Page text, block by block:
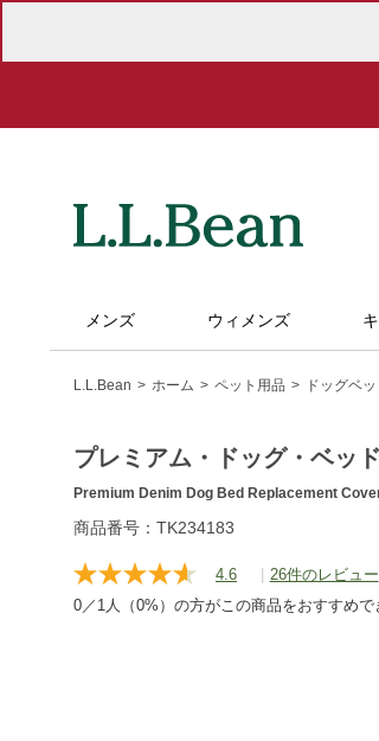
メンズ ウィメンズ
L.L.Bean ホーム ペット用品 ドッグベ
プレミアム・ドッグ・ベッ
Premium Denim Dog Bed Replacement
https://www.llbean.co.jp/homegoods/pet/
商品番号：TK234183
4.6
レ
ビ
| 26件のレビュー
0／1人（0%）の方がこの商品をおすすめで